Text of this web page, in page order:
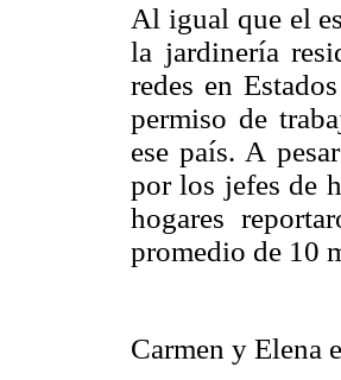
Al igual que el
la jardinería
redes en
permiso de
ese país. A
por los jefes de
hogares
promedio de 10
Carmen y Elena